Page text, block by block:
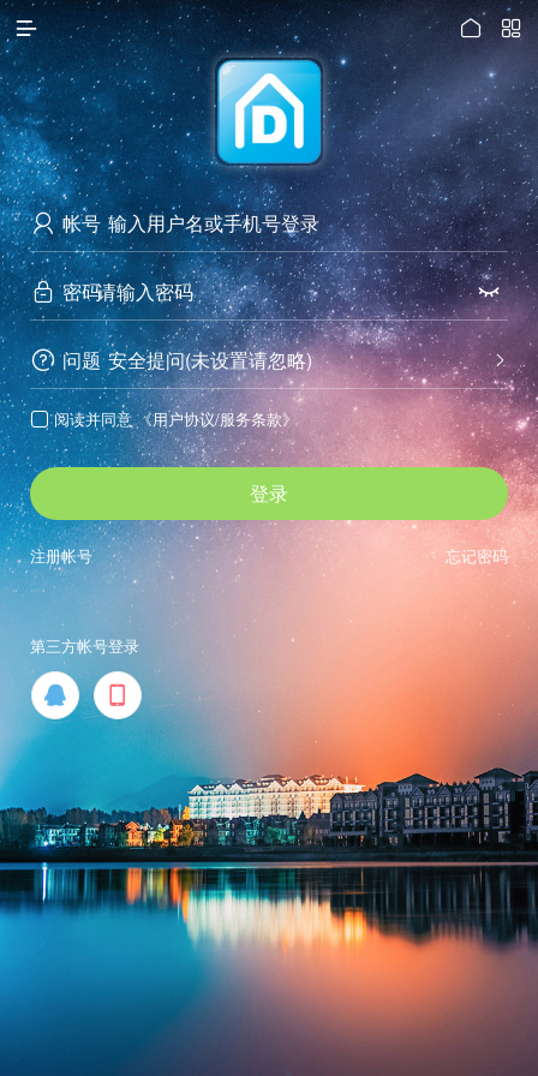

访问电脑版
 

 帐号
 密码 
 问题 
安全提问(未设置请忽略)
 阅读并同意 《用户协议/服务条款》
登录
忘记密码
注册帐号
第三方帐号登录
 